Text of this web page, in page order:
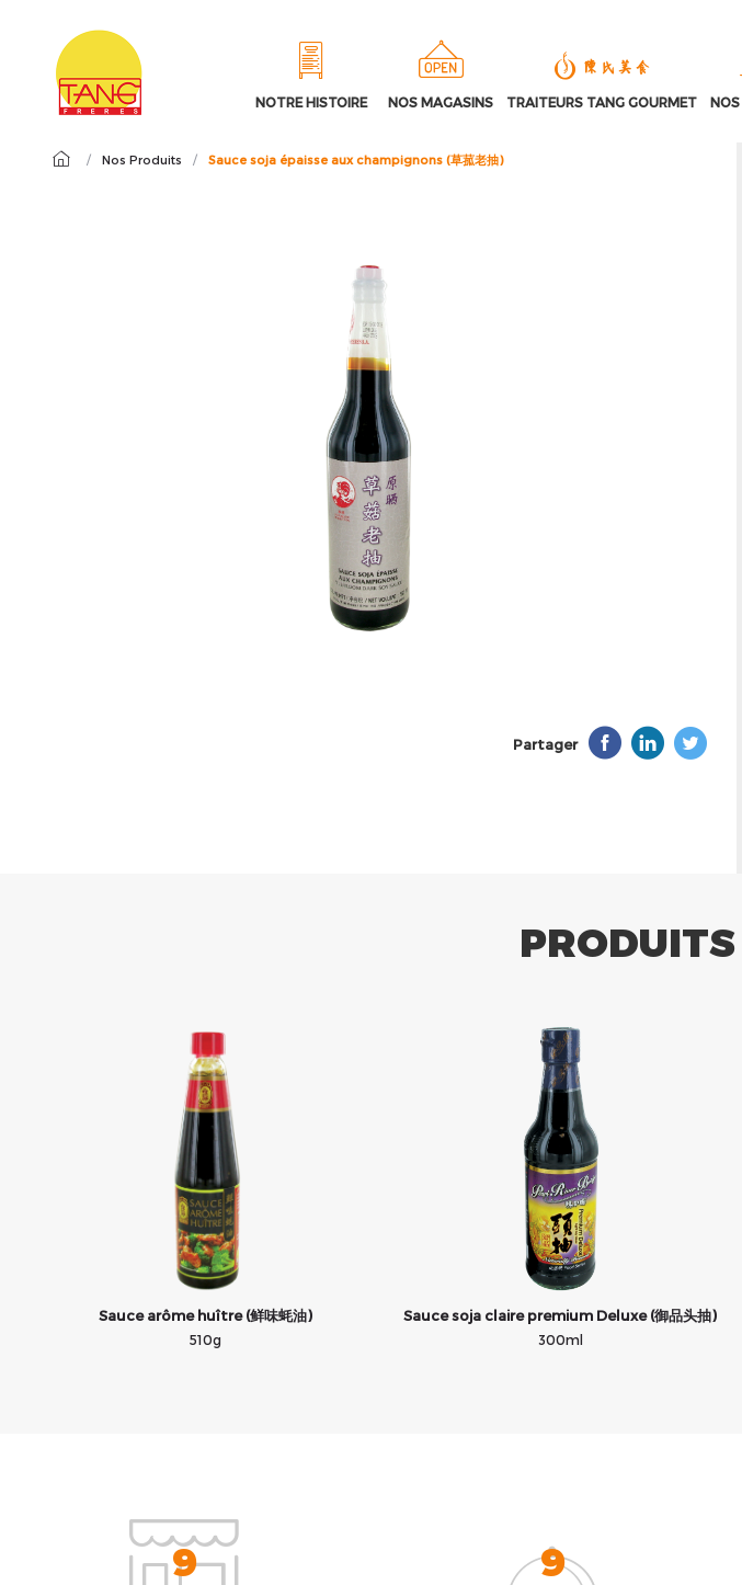
NOTRE HISTOIRE NOS MAGASINS TRAITEURS TANG GOURMET
/ Nos Produits / Sauce soja épaisse aux champignons (草菰老抽)
Partager
Sauce arôme huître (鲜味蚝油)
510g
Sauce soja claire premium Deluxe (御品头抽)
300ml
9 9